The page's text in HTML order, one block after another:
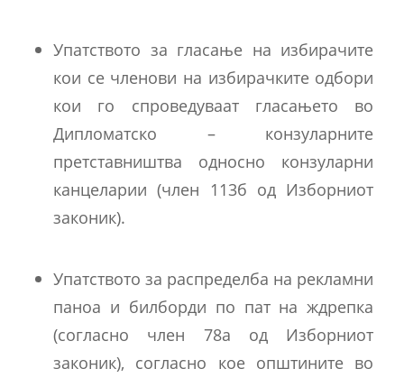
Упатството за гласање на избирачите
кои се членови на избирачките одбори
кои го спроведуваат гласањето во
Дипломатско – конзуларните
претставништва односно конзуларни
канцеларии (член 113б од Изборниот
законик).
Упатството за распределба на рекламни
паноа и билборди по пат на ждрепка
(согласно член 78а од Изборниот
законик), согласно кое општините во